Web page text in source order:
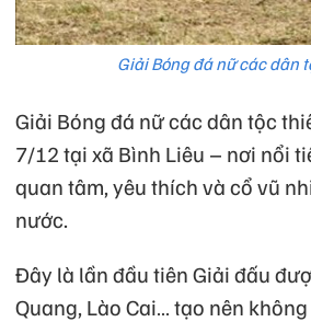
Giải Bóng đá nữ các dân
Giải Bóng đá nữ các dân tộc
7/12 tại xã Bình Liêu – nơi nổi
quan tâm, yêu thích và cổ vũ
nước.
Đây là lần đầu tiên Giải đấu
Quang, Lào Cai… tạo nên